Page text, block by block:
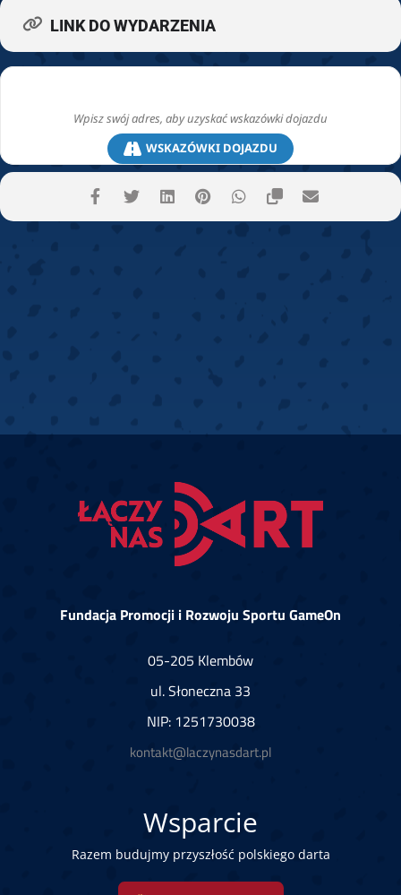
LINK DO WYDARZENIA
WSKAZÓWKI DOJAZDU
Fundacja Promocji i Rozwoju Sportu GameOn
05-205 Klembów
ul. Słoneczna 33
NIP: 1251730038
kontakt@laczynasdart.pl
Wsparcie
Razem budujmy przyszłość polskiego darta